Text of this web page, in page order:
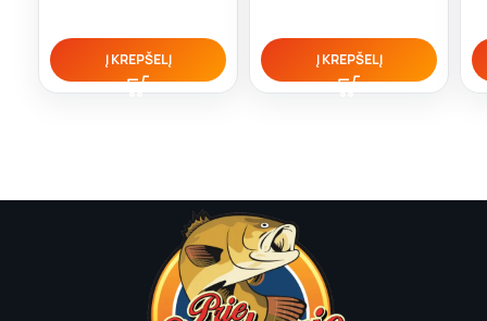
Į KREPŠELĮ Į KREPŠELĮ